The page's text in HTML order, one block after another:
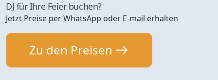
DJ für Ihre Feier buchen?
Jetzt Preise per WhatsApp oder E-mail erhalten
Zu den Preisen